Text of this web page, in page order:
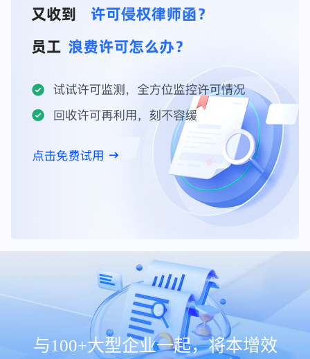
与100+大型企业一起，将本增效